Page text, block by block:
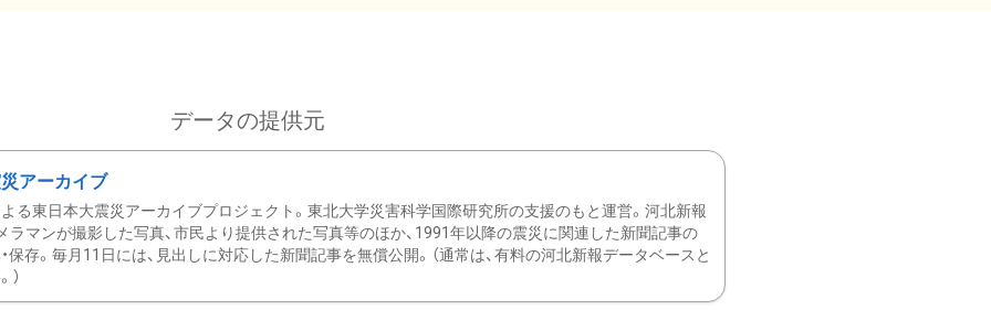
データの提供元
アーカイブ
る東日本大震災アーカイブプロジェクト。東北大学災害科学国際研究所の支援のもと運営。河北新報
ラマンが撮影した写真、市民より提供された写真等のほか、1991年以降の震災に関連した新聞記事の
保存。毎月11日には、見出しに対応した新聞記事を無償公開。（通常は、有料の河北新報データベースと
）